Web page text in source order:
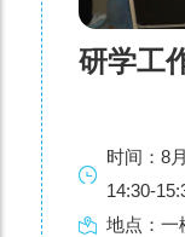
研学工
时间：8
14:30-
地点：一